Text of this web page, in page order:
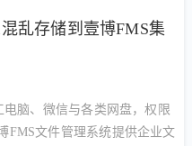
乱存储到壹博FMS集
脑、微信与各类网盘，权限
FMS文件管理系统提供企业文